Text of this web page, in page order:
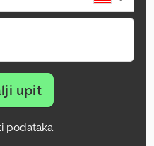
upit
podataka